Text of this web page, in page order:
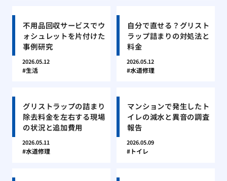
不用品回収サービスでウ
ォシュレットを片付けた
事例研究
2026.05.12
生活
自分で直せる？グリスト
ラップ詰まりの対処法と
料金
2026.05.12
水道修理
グリストラップの詰まり
除去料金を左右する現場
の状況と追加費用
2026.05.11
水道修理
マンションで発生したト
イレの減水と異音の調査
報告
2026.05.09
トイレ